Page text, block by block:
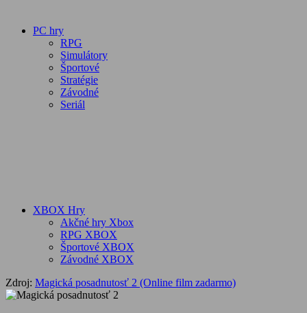
PC hry
RPG
Simulátory
Športové
Stratégie
Závodné
Seriál
XBOX Hry
Akčné hry Xbox
RPG XBOX
Športové XBOX
Závodné XBOX
Zdroj: Magická posadnutosť 2 (Online film zadarmo)